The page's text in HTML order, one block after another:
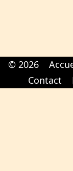
© 2026
Contact